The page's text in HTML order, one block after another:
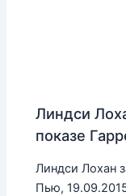
Линдси
показе
Линдси Лохан
Пью,